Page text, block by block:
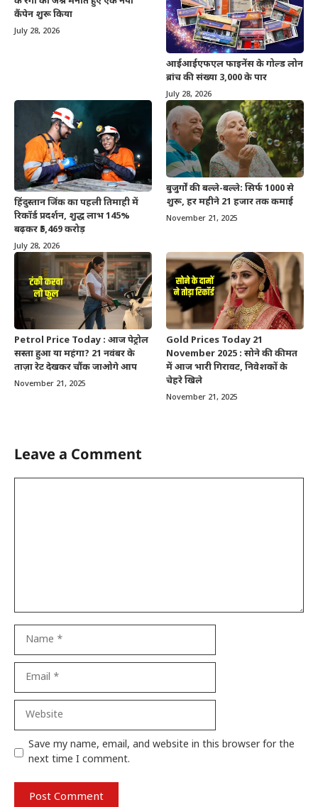
कैंपेन शुरू किया
July 28, 2026
आईआईएफएल फाइनेंस के गोल्ड लोन
ब्रांच की संख्या 3,000 के पार
July 28, 2026
हिंदुस्तान जिंक का पहली तिमाही में
रिकॉर्ड प्रदर्शन, शुद्ध लाभ 145%
बढ़कर ₹5,469 करोड़
July 28, 2026
बुजुर्गों की बल्ले-बल्ले: सिर्फ 1000 से
शुरू, हर महीने 21 हजार तक कमाई
November 21, 2025
Petrol Price Today : आज पेट्रोल
सस्ता हुआ या महंगा? 21 नवंबर के
ताज़ा रेट देखकर चौंक जाओगे आप
November 21, 2025
Gold Prices Today 21
November 2025 : सोने की कीमत
में आज भारी गिरावट, निवेशकों के
चेहरे खिले
November 21, 2025
Leave a Comment
Website
Save my name, email, and website in this browser for the
next time I comment.